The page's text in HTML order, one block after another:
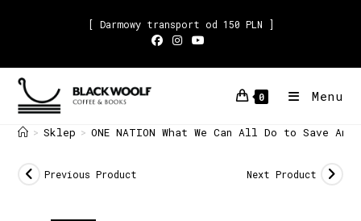
[ Darmowy transport od 150 PLN ]
0 Menu
> Sklep > ONE NATION What We Can All Do to Save
Previous Product Next Product